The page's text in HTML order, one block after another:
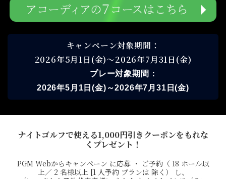
キャンペーン対象期間：
2026年5月1日(金)～2026年7月31日(金)
プレー対象期間：
2026年5月1日(金)～2026年7月31日(金)
ナイトゴルフで使える1,000円引きクーポンをもれな
くプレゼント！
PGM Webからキャンペーン に応募 ・ ご予約（ 18 ホール以
上／ 2 名様以上 [1 人予約 プランは 除く） し、